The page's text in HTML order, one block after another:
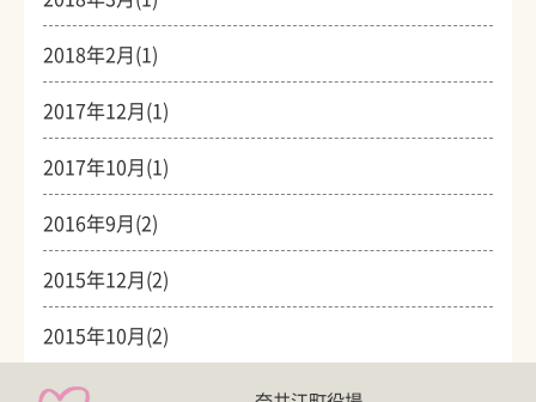
2018年2月(1)
2017年12月(1)
2017年10月(1)
2016年9月(2)
2015年12月(2)
2015年10月(2)